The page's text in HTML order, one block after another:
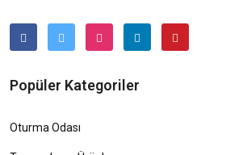
Popüler Kategoriler
Oturma Odası